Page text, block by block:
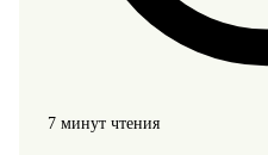
7 минут чтения